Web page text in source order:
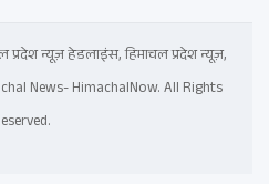
न्यूज़ हेडलाइंस, हिमाचल प्रदेश न्यूज़,
News- HimachalNow. All Rights